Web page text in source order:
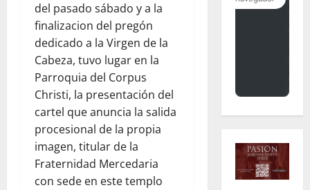
del pasado sábado y a la
finalizacion del pregón
dedicado a la Virgen de la
Cabeza, tuvo lugar en la
Parroquia del Corpus
Christi, la presentación del
cartel que anuncia la salida
procesional de la propia
imagen, titular de la
Fraternidad Mercedaria
con sede en este templo